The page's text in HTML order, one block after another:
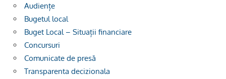
Audiențe
Bugetul local
Buget Local – Situații financiare
Concursuri
Comunicate de presă
Transparenta decizionala